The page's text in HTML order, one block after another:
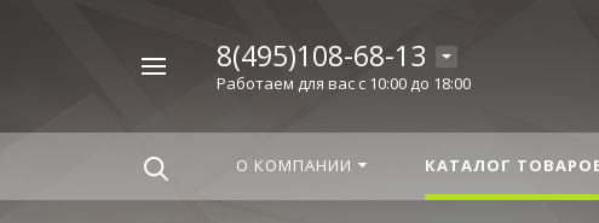
8(495)108-68-13
Работаем для вас с 10:00 до 18:00
О КОМПАНИИ КАТАЛОГ